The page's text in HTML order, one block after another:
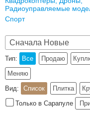
Радиоуправляемые
Спорт
Тип: Все Продаю
Меняю
Вид:
Список Плитка
Только в Сарапуле